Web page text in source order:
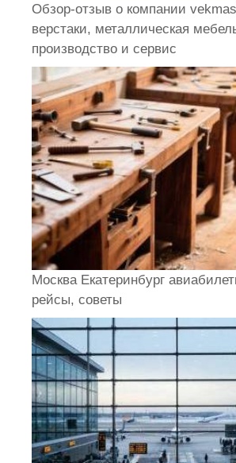
Обзор-отзыв о компании
верстаки, металлическая
производство и сервис
Москва Екатеринбург
рейсы, советы